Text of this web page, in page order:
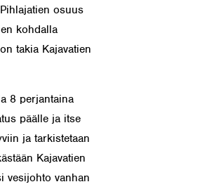
osuus
kohdalla
takia Kajavatien
8 perjantaina
päälle ja itse
ja tarkistetaan
Kajavatien
vesijohto vanhan